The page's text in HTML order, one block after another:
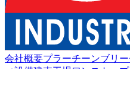
会社概要プラーチーンブリー
ィ設備建売工場 ワンストッ